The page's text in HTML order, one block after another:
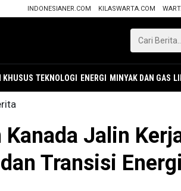
INDONESIANER.COM KILASWARTA.COM
KHUSUS TEKNOLOGI ENERGI MINYAK DAN GAS
Kanada Jalin
Transisi Energi